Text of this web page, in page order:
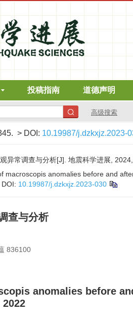
投稿指南 道德声明
高级搜索
> DOI: 10.19987/j.dzkxjz.2023-
异常调查与分析[J]. 地震科学进展,
macroscopis anomalies before and
DOI: 10.19987/j.dzkxjz.2023-030
查与分析
836100
anomalies before